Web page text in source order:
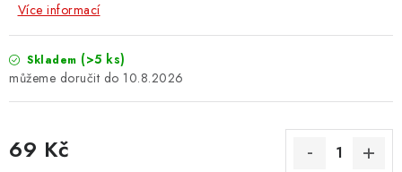
Více informací
Skladem (>5 ks)
10.8.2026
69 Kč